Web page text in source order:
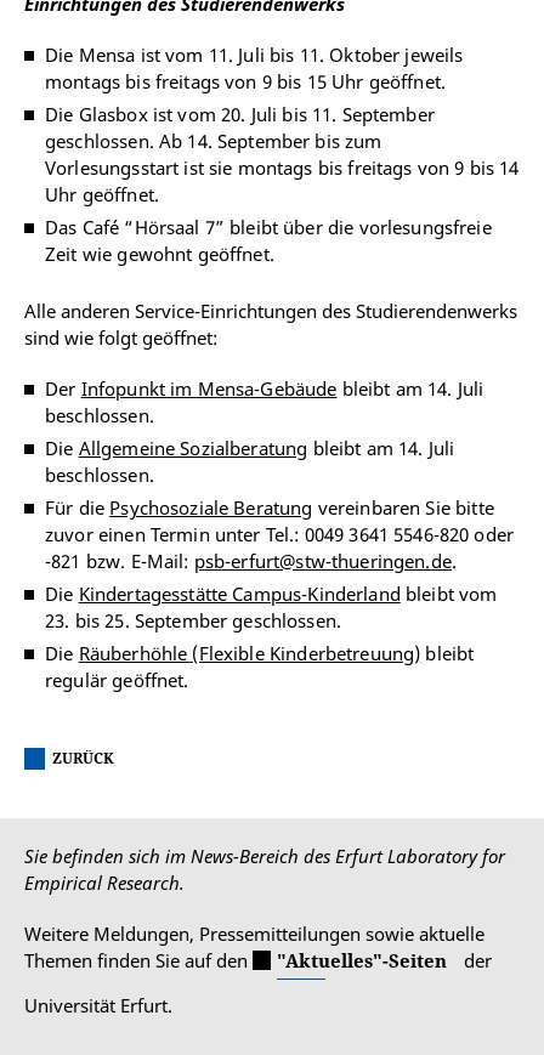
Die Mensa ist vom 11. Juli bis 11. Oktober jeweils
montags bis freitagsvon 9 bis 15 Uhr geöffnet.
Die Glasbox ist vom 20. Juli bis 11. September
geschlossen. Ab 14. September bis zum
Vorlesungsstart ist sie montags bis freitags von 9 bis 14
Uhr geöffnet.
Das Café “Hörsaal 7” bleibt über die vorlesungsfreie
Zeit wie gewohnt geöffnet.
Alle anderen Service-Einrichtungen des Studierendenwerks
sind wie folgt geöffnet:
Der Infopunkt im Mensa-Gebäude bleibt am 14. Juli
beschlossen.
Die Allgemeine Sozialberatung bleibt am 14. Juli
beschlossen.
Für die Psychosoziale Beratung vereinbaren Sie bitte
zuvor einen Termin unter Tel.: 0049 3641 5546-820 oder
-821 bzw. E-Mail: psb-erfurt@stw-thueringen.de.
Die Kindertagesstätte Campus-Kinderland bleibt vom
23. bis 25. September geschlossen.
Die Räuberhöhle (Flexible Kinderbetreuung) bleibt
regulär geöffnet.
ZURÜCK
Sie befinden sich im News-Bereich des Erfurt Laboratory for
Empirical Research.
Weitere Meldungen, Pressemitteilungen sowie aktuelle
Themen finden Sie auf den
"Aktuelles"-Seiten
der
Universität Erfurt.